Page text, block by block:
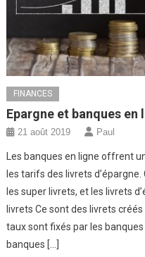
FINANCES
Epargne et banques en
21 août 2019 Paul
Les banques en ligne offrent
les tarifs des livrets
les super livrets, et les livrets
livrets Ce sont des livrets
taux sont fixés par les
banques […]